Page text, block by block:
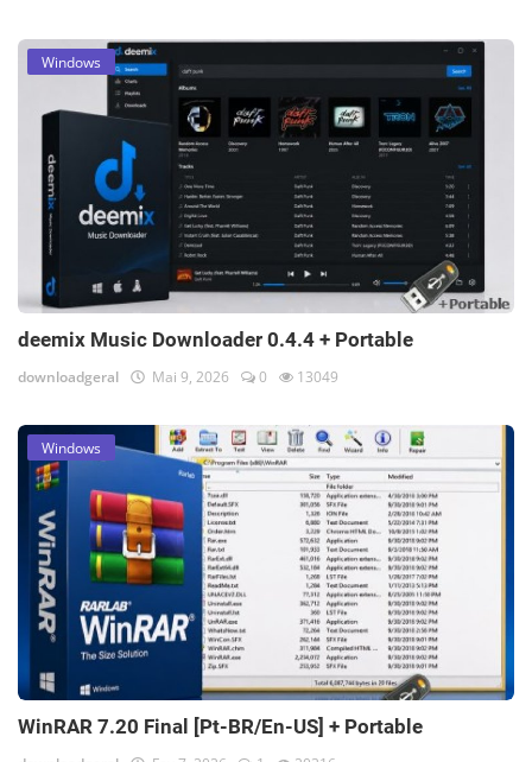
Windows
deemix Music Downloader 0.4.4 + Portable
downloadgeral Mai 9, 2026 0 13049
Windows
WinRAR 7.20 Final [Pt-BR/En-US] + Portable